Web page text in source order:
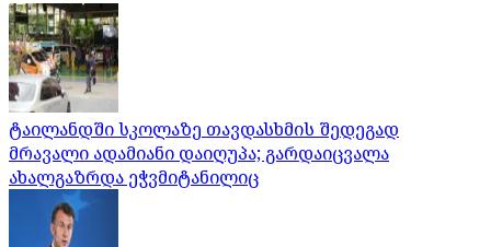
ტაილანდში სკოლაზე თავდასხმის შედეგად
მრავალი ადამიანი დაიღუპა; გარდაიცვალა
ახალგაზრდა ეჭვმიტანილიც